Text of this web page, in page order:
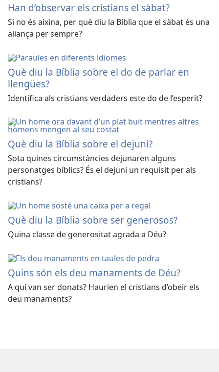
Han d’observar els cristians el sàbat?
Si no és aixina, per què diu la Bíblia que el sàbat és una
aliança per sempre?
Què diu la Bíblia sobre el do de parlar en
llengües?
Identifica als cristians verdaders este do de l’esperit?
Què diu la Bíblia sobre el dejuni?
Sota quines circumstàncies dejunaren alguns
personatges bíblics? És el dejuni un requisit per als
cristians?
Què diu la Bíblia sobre ser generosos?
Quina classe de generositat agrada a Déu?
Quins són els deu manaments de Déu?
A qui van ser donats? Haurien el cristians d’obeir els
deu manaments?